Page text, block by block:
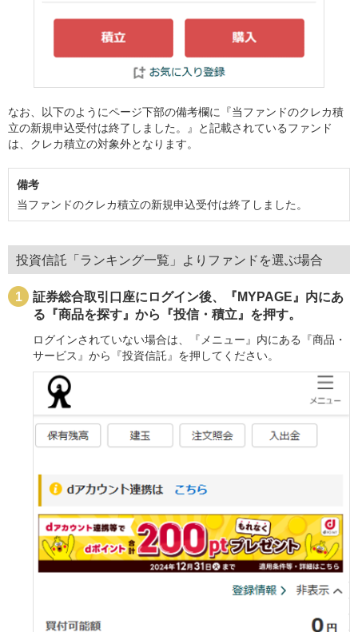
なお、以下のようにページ下部の備考欄に『当ファンドのクレカ積
立の新規申込受付は終了しました。』と記載されているファンド
は、クレカ積立の対象外となります。
備考
当ファンドのクレカ積立の新規申込受付は終了しました。
投資信託「ランキング一覧」よりファンドを選ぶ場合
証券総合取引口座にログイン後、『MYPAGE』内にあ
る『商品を探す』から『投信・積立』を押す。
ログインされていない場合は、『メニュー』内にある『商品・
サービス』から『投資信託』を押してください。